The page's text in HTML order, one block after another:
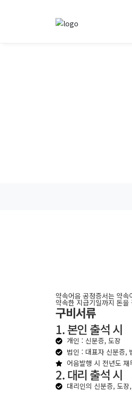
약속어음 공정증서는 약
약속한 지급기일까지 돈
구비서류
1. 본인 출석 시
개인 : 신분증, 도장
법인 : 대표자 신분증,
어음발행 시 전년도
2. 대리 출석 시
대리인의 신분증, 도